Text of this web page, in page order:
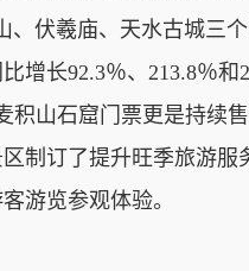
、伏羲庙、天水古城三
增长92.3％、213.8％和
积山石窟门票更是持续
制订了提升旺季旅游服
游览参观体验。